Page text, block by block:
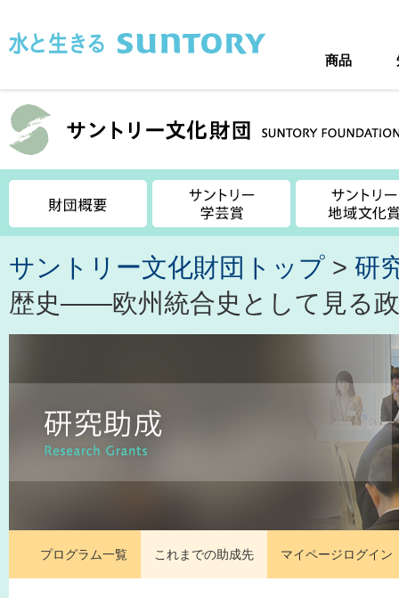
商品
サントリー文化財団トップ > 研
歴史――欧州統合史として見る
プログラム一覧 これまでの助成先 マイページログイン